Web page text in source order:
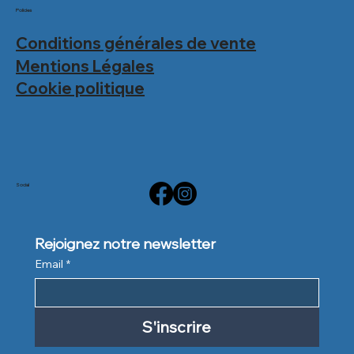
Conditions générales de vente
Mentions Légales
Cookie politique
Policies
Social
Rejoignez notre newsletter
Email *
S'inscrire